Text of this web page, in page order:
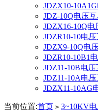
JDZX10-
JDZ-10Q电压
JDZX16-10Q电
JDZR10-10电
JDZX9-10Q电
JDZR10-10B1
JDZ11-10B电
JDZ11-10A电
JDZX11-10AG
当前位置:首页 > 3~10KV